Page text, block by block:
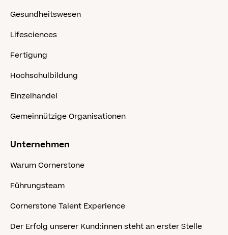
Gesundheitswesen
Lifesciences
Fertigung
Hochschulbildung
Einzelhandel
Gemeinnützige Organisationen
Unternehmen
Warum Cornerstone
Führungsteam
Cornerstone Talent Experience
Der Erfolg unserer Kund:innen steht an erster Stelle